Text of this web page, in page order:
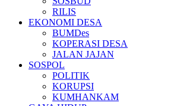
RILIS
EKONOMI DESA
BUMDes
KOPERASI DESA
JALAN JAJAN
SOSPOL
POLITIK
KORUPSI
KUMHANKAM